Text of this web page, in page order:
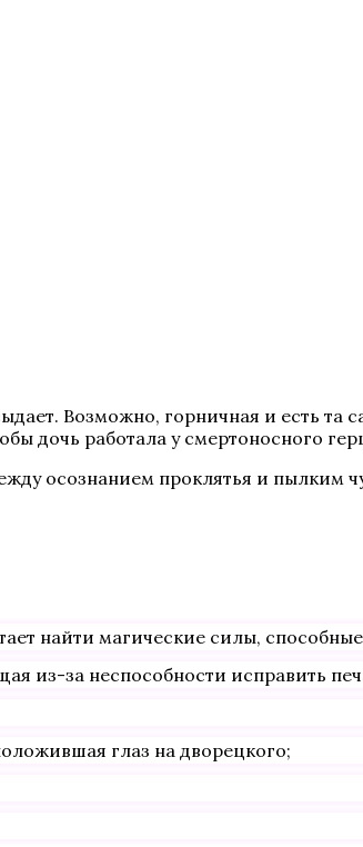
Возможно, горничная и есть та
дочь работала у смертоносного
осознанием проклятья и пылким
найти магические силы, способные
из-за неспособности исправить
глаз на дворецкого;